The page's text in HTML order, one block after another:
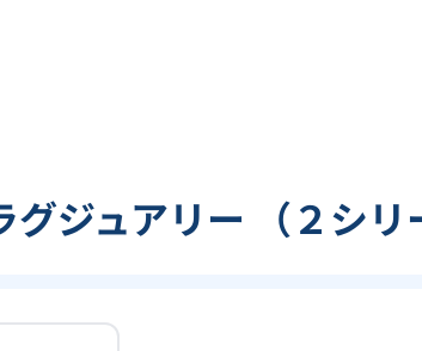
ジュアリー （２シリ